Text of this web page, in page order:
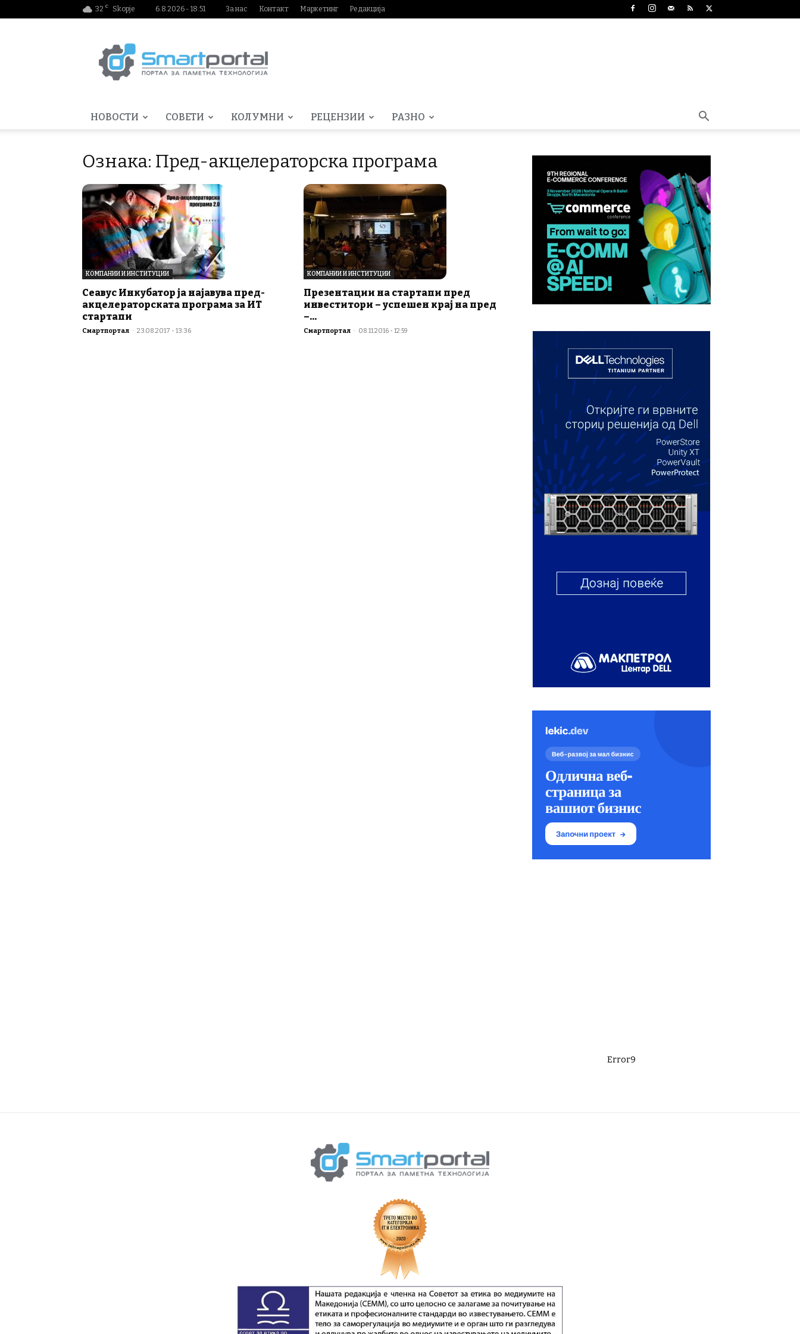
32 C Skopje 6.8.2026 - 18:51 За нас Контакт Маркетинг Редакција
НОВОСТИ СОВЕТИ КОЛУМНИ РЕЦЕНЗИИ РАЗНО
Ознака: Пред-акцелераторска програма
КОМПАНИИ И ИНСТИТУЦИИ
Сеавус Инкубатор ја најавува пред-
акцелераторската програма за ИТ
стартапи
Смартпортал - 23.08.2017 - 13:36
КОМПАНИИ И ИНСТИТУЦИИ
Презентации на стартапи пред
инвеститори – успешен крај на пред
–...
Смартпортал - 08.11.2016 - 12:59
Error9